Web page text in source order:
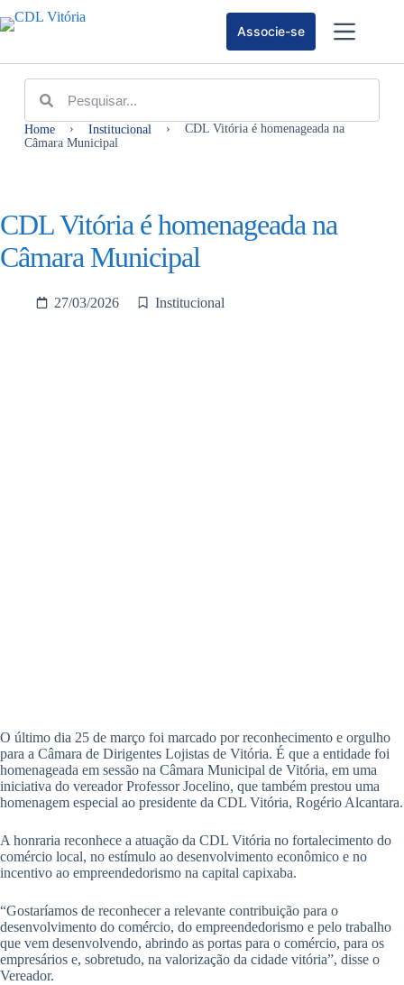
Associe-se
Home › Institucional ›
CDL Vitória é homenageada na
Câmara Municipal
CDL Vitória é homenageada na
Câmara Municipal
27/03/2026 Institucional
O último dia 25 de março foi marcado por reconhecimento e orgulho
para a Câmara de Dirigentes Lojistas de Vitória. É que a entidade foi
homenageada em sessão na Câmara Municipal de Vitória, em uma
iniciativa do vereador Professor Jocelino, que também prestou uma
homenagem especial ao presidente da CDL Vitória, Rogério Alcantara.
A honraria reconhece a atuação da CDL Vitória no fortalecimento do
comércio local, no estímulo ao desenvolvimento econômico e no
incentivo ao empreendedorismo na capital capixaba.
“Gostaríamos de reconhecer a relevante contribuição para o
desenvolvimento do comércio, do empreendedorismo e pelo trabalho
que vem desenvolvendo, abrindo as portas para o comércio, para os
empresários e, sobretudo, na valorização da cidade vitória”, disse o
Vereador.